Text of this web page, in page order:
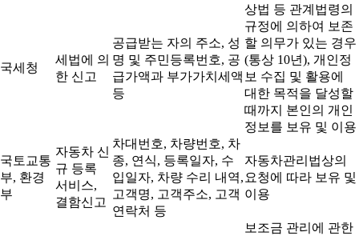
국세청
세법에 의
한 신고
공급받는 자의 주소, 성
명 및 주민등록번호, 공
급가액과 부가가치세액
등
상법 등 관계법령의
규정에 의하여 보존
할 의무가 있는 경우
(통상 10년), 개인정
보 수집 및 활용에
대한 목적을 달성할
때까지 본인의 개인
정보를 보유 및 이용
국토교통
부, 환경
부
자동차 신
규 등록
서비스,
결함신고
차대번호, 차량번호, 차
종, 연식, 등록일자, 수
입일자, 차량 수리 내역,
고객명, 고객주소, 고객
연락처 등
자동차관리법상의
요청에 따라 보유 및
이용
보조금 관리에 관한